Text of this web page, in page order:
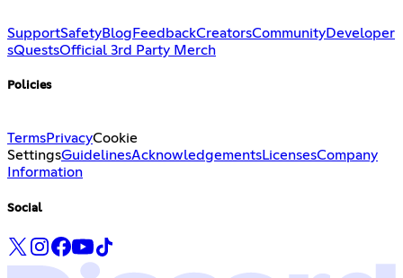
SupportSafetyBlog FeedbackCreatorsCommunityDeveloper
sQuestsOfficial 3rd Party Merch
Policies
TermsPrivacyCookie
SettingsGuidelinesAcknowledgementsLicensesCompany
Information
Social